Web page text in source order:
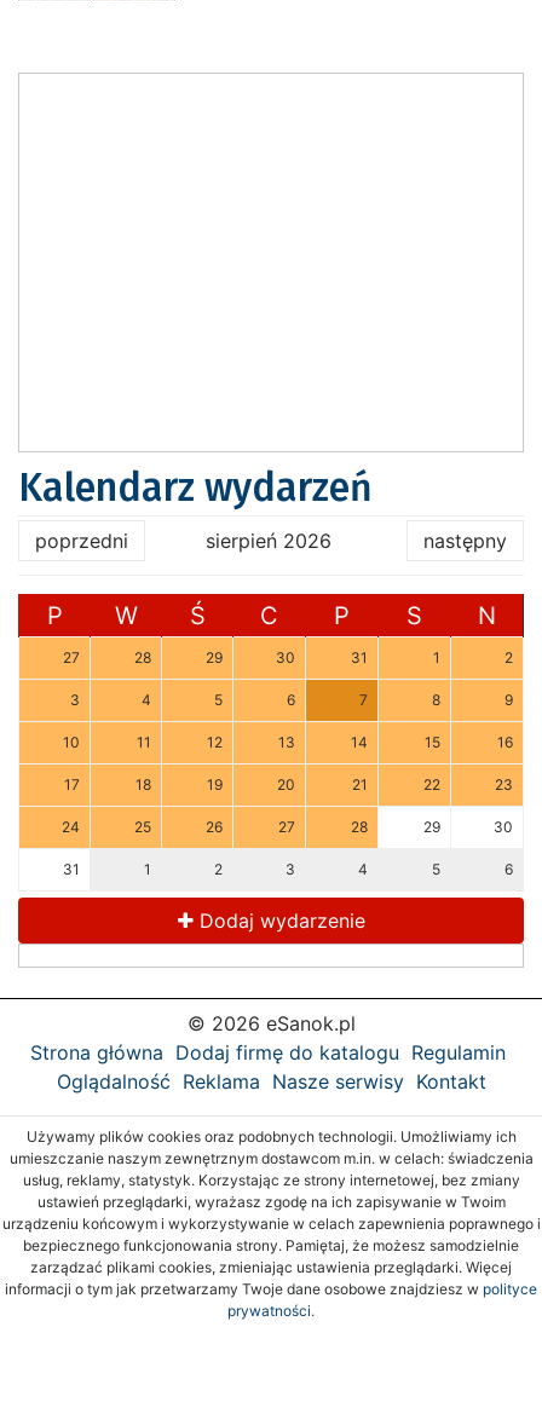
Kalendarz wydarzeń
poprzedni sierpień 2026 następny
P W Ś C P S N
27 28 29 30 31 1 2
3 4 5 6 7 8 9
10 11 12 13 14 15 16
17 18 19 20 21 22 23
24 25 26 27 28 29 30
31 1 2 3 4 5 6
Dodaj wydarzenie
© 2026 eSanok.pl
Strona główna Dodaj firmę do katalogu Regulamin
Oglądalność Reklama Nasze serwisy Kontakt
Używamy plików cookies oraz podobnych technologii. Umożliwiamy ich
umieszczanie naszym zewnętrznym dostawcom m.in. w celach: świadczenia
usług, reklamy, statystyk. Korzystając ze strony internetowej, bez zmiany
ustawień przeglądarki, wyrażasz zgodę na ich zapisywanie w Twoim
urządzeniu końcowym i wykorzystywanie w celach zapewnienia poprawnego i
bezpiecznego funkcjonowania strony. Pamiętaj, że możesz samodzielnie
zarządzać plikami cookies, zmieniając ustawienia przeglądarki. Więcej
informacji o tym jak przetwarzamy Twoje dane osobowe znajdziesz w polityce
prywatności.